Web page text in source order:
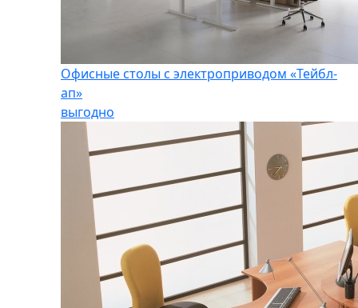
Офисные столы с электроприводом «Тейбл-
ап»
выгодно